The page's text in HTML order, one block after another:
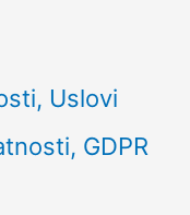
Uslovi
GDPR